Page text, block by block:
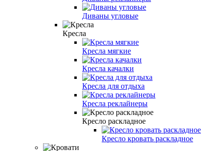
Диваны угловые
Кресла
Кресла мягкие
Кресла качалки
Кресла для отдыха
Кресла реклайнеры
Кресло раскладное
Кресло кровать раскладное